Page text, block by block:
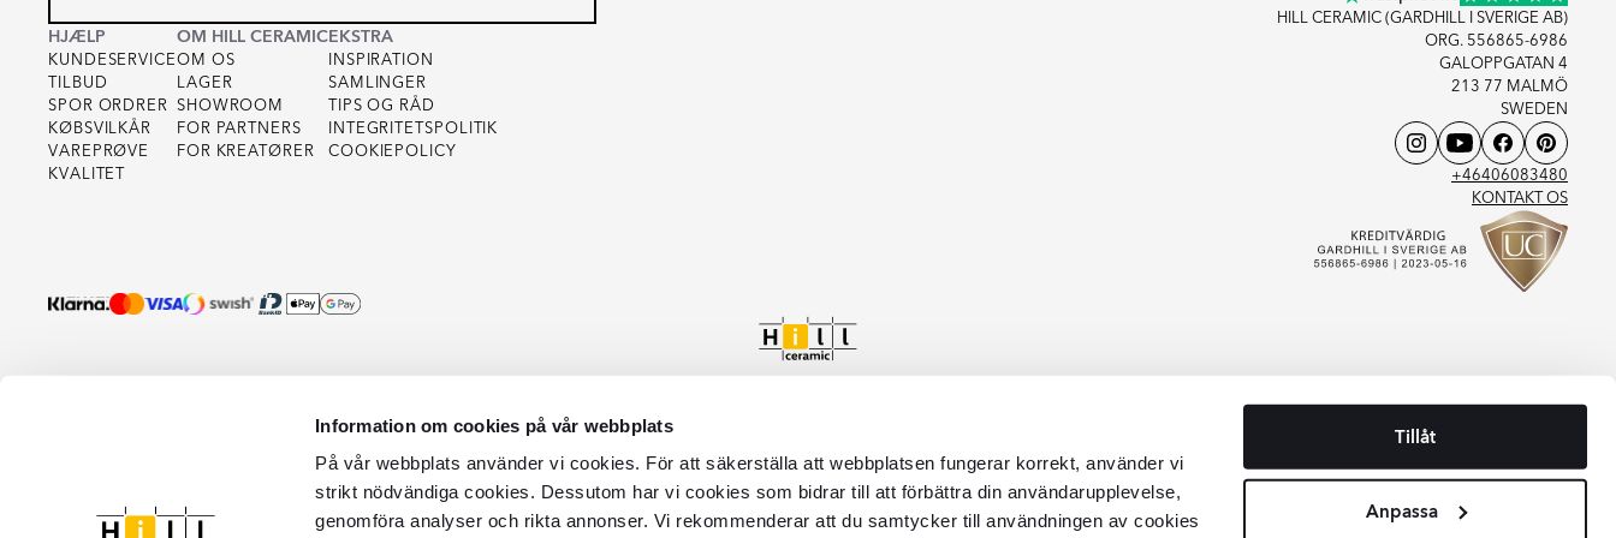
Information om cookies på vår webbplats
På vår webbplats använder vi cookies. För att säkerställa att webbplatsen fungerar korrekt, använder vi
strikt nödvändiga cookies. Dessutom har vi cookies som bidrar till att förbättra din användarupplevelse,
genomföra analyser och rikta annonser. Vi rekommenderar att du samtycker till användningen av cookies
Tillåt
Anpassa
HJÆLP
KUNDESERVICE
TILBUD
SPOR ORDRER
KØBSVILKÅR
VAREPRØVE
KVALITET
OM HILL CERAMIC
OM OS
LAGER
SHOWROOM
FOR PARTNERS
FOR KREATØRER
EKSTRA
INSPIRATION
SAMLINGER
TIPS OG RÅD
INTEGRITETSPOLITIK
COOKIEPOLICY
HILL CERAMIC (GARDHILL I SVERIGE AB)
ORG. 556865-6986
GALOPPGATAN 4
213 77 MALMÖ
SWEDEN
+46406083480
KONTAKT OS